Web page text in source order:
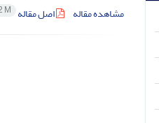
مشاهده مقاله
اصل مقاله M